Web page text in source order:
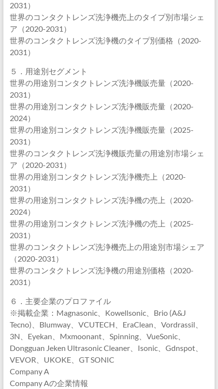
2031）
世界のコンタクトレンズ洗浄機売上のタイプ別市場シェ
ア（2020-2031）
世界のコンタクトレンズ洗浄機のタイプ別価格（2020-
2031）
５．用途別セグメント
世界の用途別コンタクトレンズ洗浄機販売量（2020-
2031）
世界の用途別コンタクトレンズ洗浄機販売量（2020-
2024）
世界の用途別コンタクトレンズ洗浄機販売量（2025-
2031）
世界のコンタクトレンズ洗浄機販売量の用途別市場シェ
ア（2020-2031）
世界の用途別コンタクトレンズ洗浄機売上（2020-
2031）
世界の用途別コンタクトレンズ洗浄機の売上（2020-
2024）
世界の用途別コンタクトレンズ洗浄機の売上（2025-
2031）
世界のコンタクトレンズ洗浄機売上の用途別市場シェア
（2020-2031）
世界のコンタクトレンズ洗浄機の用途別価格（2020-
2031）
６．主要企業のプロファイル
※掲載企業：Magnasonic、Kowellsonic、Brio (A&J
Tecno)、Blumway、VCUTECH、EraClean、Vordrassil、
3N、Eyekan、Mxmoonant、Spinning、VueSonic、
Dongguan Jeken Ultrasonic Cleaner、Isonic、Gdnspot、
VEVOR、UKOKE、GT SONIC
Company A
Company Aの企業情報